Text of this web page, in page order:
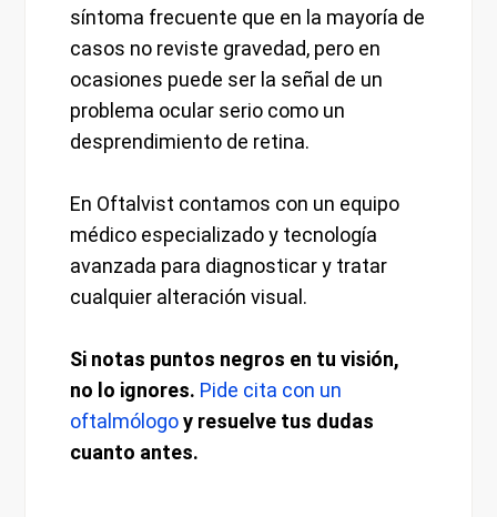
síntoma frecuente que en la mayoría de
casos no reviste gravedad, pero en
ocasiones puede ser la señal de un
problema ocular serio como un
desprendimiento de retina.
En Oftalvist contamos con un equipo
médico especializado y tecnología
avanzada para diagnosticar y tratar
cualquier alteración visual.
Si notas puntos negros en tu visión,
no lo ignores. Pide cita con un
oftalmólogoy resuelve tus dudas
cuanto antes.